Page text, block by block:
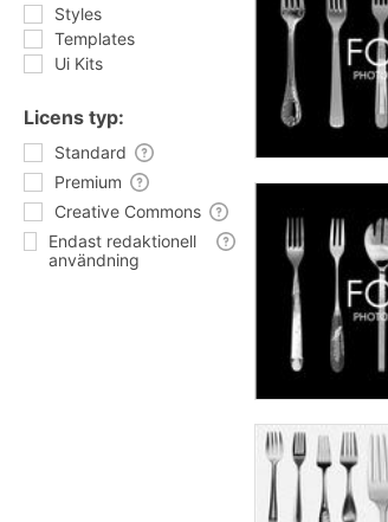
Styles
Templates
Ui Kits
Licens typ:
Standard
Premium
Creative Commons
Endast redaktionell
användning